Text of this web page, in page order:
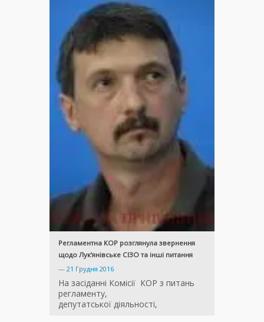
Регламентна КОР розглянула звернення
щодо Лук’янівське СІЗО та інші питання
— 21 Грудня 2016
На засіданні Комісії КОР з питань
регламенту,
депутатської діяльності,